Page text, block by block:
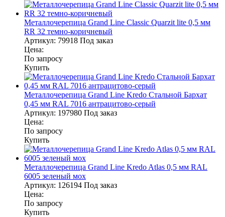
Металлочерепица Grand Line Classic Quarzit lite 0,5 мм
RR 32 темно-коричневый
Артикул: 79918 Под заказ
Цена:
По запросу
Купить
Металлочерепица Grand Line Kredo Стальной Бархат
0,45 мм RAL 7016 антрацитово-серый
Артикул: 197980 Под заказ
Цена:
По запросу
Купить
Металлочерепица Grand Line Kredo Atlas 0,5 мм RAL
6005 зеленый мох
Артикул: 126194 Под заказ
Цена:
По запросу
Купить